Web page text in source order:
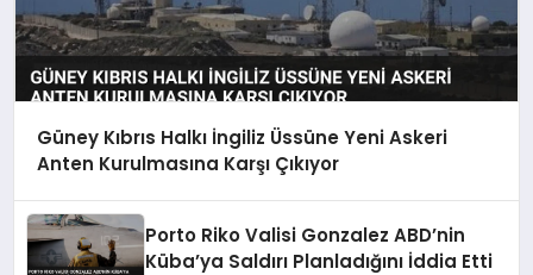
Güney Kıbrıs Halkı İngiliz Üssüne Yeni Askeri
Anten Kurulmasına Karşı Çıkıyor
Porto Riko Valisi Gonzalez ABD’nin
Küba’ya Saldırı Planladığını İddia Etti